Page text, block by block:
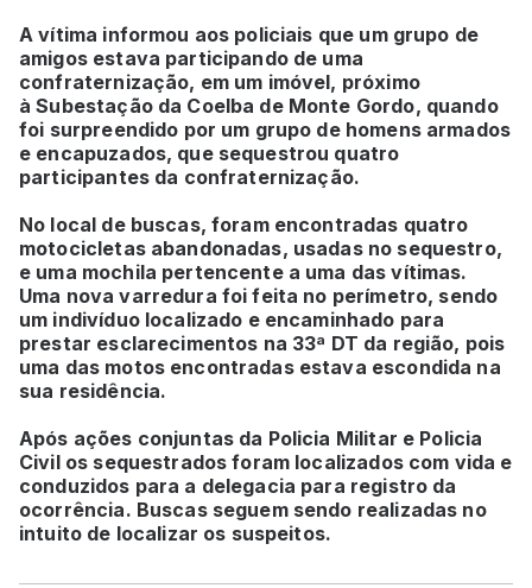
A vítima informou aos policiais que um grupo de
amigos estava participando de uma
confraternização, em um imóvel, próximo
à Subestação da Coelba de Monte Gordo, quando
foi surpreendido por um grupo de homens armados
e encapuzados, que sequestrou quatro
participantes da confraternização.
No local de buscas, foram encontradas quatro
motocicletas abandonadas, usadas no sequestro,
e uma mochila pertencente a uma das vítimas.
Uma nova varredura foi feita no perímetro, sendo
um indivíduo localizado e encaminhado para
prestar esclarecimentos na 33ª DT da região, pois
uma das motos encontradas estava escondida na
sua residência.
Após ações conjuntas da Policia Militar e Policia
Civil os sequestrados foram localizados com vida e
conduzidos para a delegacia para registro da
ocorrência. Buscas seguem sendo realizadas no
intuito de localizar os suspeitos.